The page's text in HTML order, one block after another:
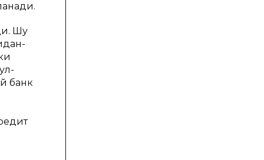
Шу
банк